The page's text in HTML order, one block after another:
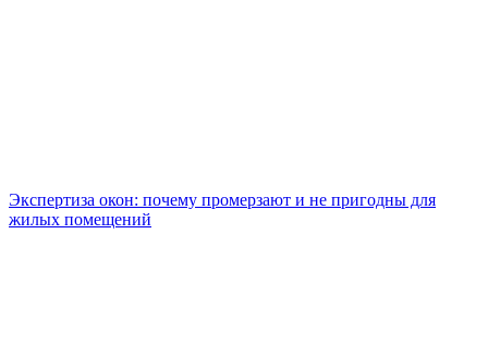
Экспертиза окон: почему промерзают и не пригодны для
жилых помещений